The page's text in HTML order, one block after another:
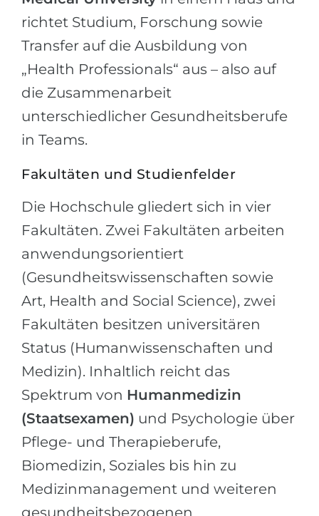
richtet Studium, Forschung sowie
Transfer auf die Ausbildung von
„Health Professionals“ aus – also auf
die Zusammenarbeit
unterschiedlicher Gesundheitsberufe
in Teams.
Fakultäten und Studienfelder
Die Hochschule gliedert sich in vier
Fakultäten. Zwei Fakultäten arbeiten
anwendungsorientiert
(Gesundheitswissenschaften sowie
Art, Health and Social Science), zwei
Fakultäten besitzen universitären
Status (Humanwissenschaften und
Medizin). Inhaltlich reicht das
Spektrum von Humanmedizin
(Staatsexamen) und Psychologie über
Pflege- und Therapieberufe,
Biomedizin, Soziales bis hin zu
Medizinmanagement und weiteren
gesundheitsbezogenen